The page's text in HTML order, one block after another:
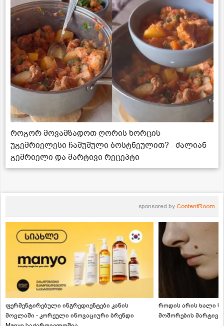
როგორ მოვამზადოთ ღორის ხორცის
უგემრიელესი ჩაშუშული ბოსტნეულით? - ძალიან
გემრიელი და მარტივი რეცეპტი
sponsored by ContentRoom
ფერმენტირებული ინგრედიენტები კანის
მოვლაში - კორეული ინოვაციური ბრენდი
როდის არის ხალი
მოშორების